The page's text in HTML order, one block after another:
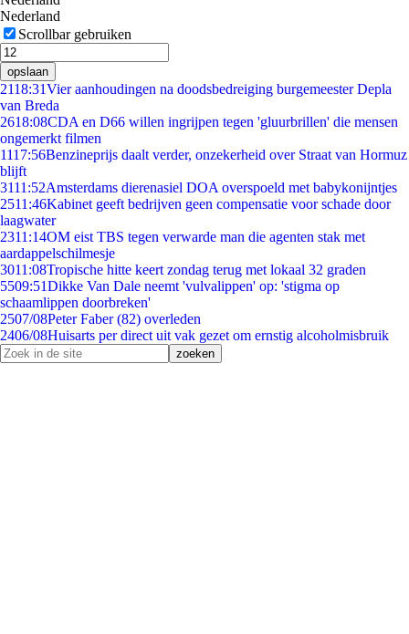
Nederland
Scrollbar gebruiken
opslaan
2118:31Vier aanhoudingen na doodsbedreiging burgemeester Depla
van Breda
2618:08CDA en D66 willen ingrijpen tegen 'gluurbrillen' die mensen
ongemerkt filmen
1117:56Benzineprijs daalt verder, onzekerheid over Straat van Hormuz
blijft
3111:52Amsterdams dierenasiel DOA overspoeld met babykonijntjes
2511:46Kabinet geeft bedrijven geen compensatie voor schade door
laagwater
2311:14OM eist TBS tegen verwarde man die agenten stak met
aardappelschilmesje
3011:08Tropische hitte keert zondag terug met lokaal 32 graden
5509:51Dikke Van Dale neemt 'vulvalippen' op: 'stigma op
schaamlippen doorbreken'
2507/08Peter Faber (82) overleden
2406/08Huisarts per direct uit vak gezet om ernstig alcoholmisbruik